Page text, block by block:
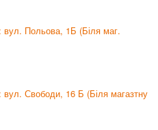
Польова, 1Б (Біля маг.
Свободи, 16 Б (Біля магазтну